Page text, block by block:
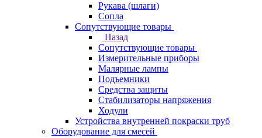
Рукава (шлаги)
Сопла
Сопутствующие товары
Назад
Сопутствующие товары
Измерительные приборы
Малярные лампы
Подъемники
Средства защиты
Стабилизаторы напряжения
Ходули
Устройства внутренней покраски труб
Оборудование для смесей